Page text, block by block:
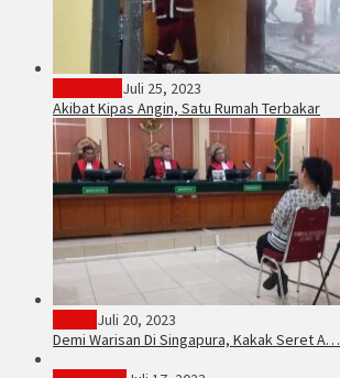
Juli 25, 2023
Akibat Kipas Angin, Satu Rumah Terbakar
Juli 20, 2023
Demi Warisan Di Singapura, Kakak Seret A…